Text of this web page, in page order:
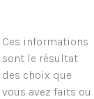
Ces informations
sont le résultat
des choix que
vous avez faits ou